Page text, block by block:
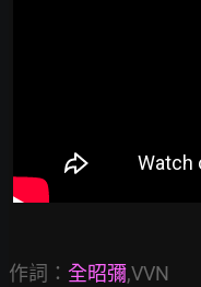
作詞： 全昭彌,VVN